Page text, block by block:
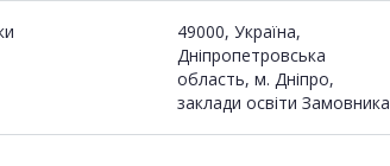
49000, Україна,
Дніпропетровська
область, м. Дніпро,
заклади освіти Замовника